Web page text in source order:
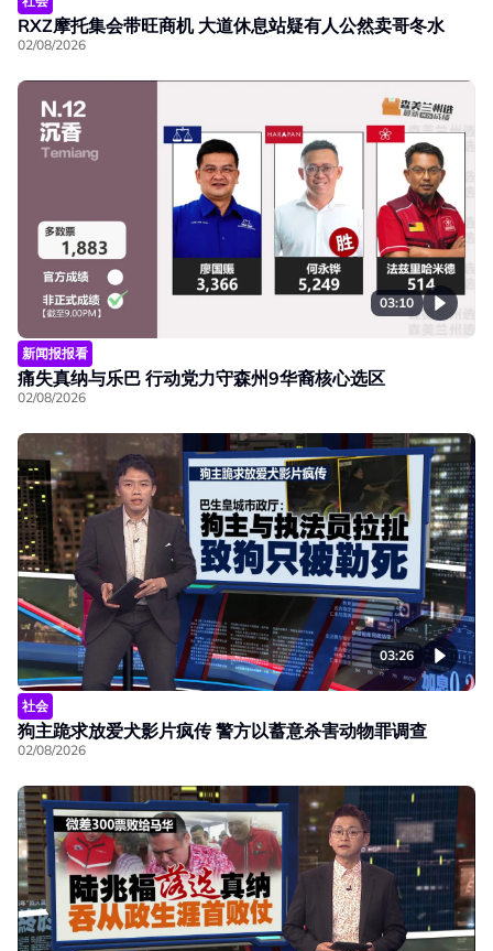
RXZ摩托集会带旺商机 大道休息站疑有人公然卖哥冬水
02/08/2026
03:10
新闻报报看
痛失真纳与乐巴 行动党力守森州9华裔核心选区
02/08/2026
03:26
社会
狗主跪求放爱犬影片疯传 警方以蓄意杀害动物罪调查
02/08/2026